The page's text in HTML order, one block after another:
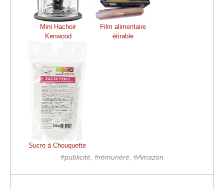
Mini Hachoir
Kenwood
Film alimentaire
étirable
Sucre à Chouquette
#publicité, #rémunéré, #Amazon